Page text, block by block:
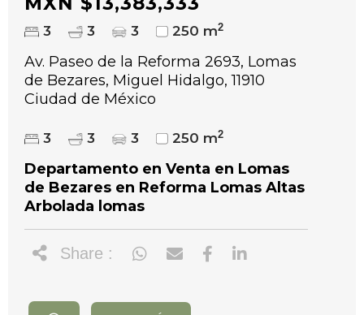
3 3 3 250 m2
Av. Paseo de la Reforma 2693, Lomas
de Bezares, Miguel Hidalgo, 11910
Ciudad de México
3 3 3 250 m2
Departamento en Venta en Lomas
de Bezares en Reforma Lomas Altas
Arbolada lomas
Share :